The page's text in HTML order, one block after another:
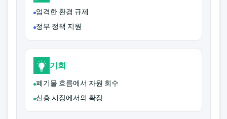
엄격한 환경 규제
정부 정책 지원
기회
폐기물 흐름에서 자원 회수
신흥 시장에서의 확장